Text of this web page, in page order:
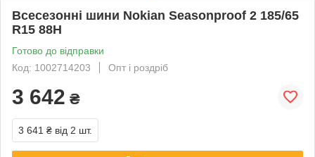
Всесезонні шини Nokian Seasonproof 2 185/65
R15 88H
Готово до відправки
Код: 1002714203
Опт і роздріб
3 642 ₴
3 641 ₴ від 2 шт.